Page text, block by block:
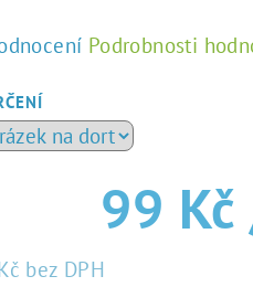
Podrobnosti
99 Kč
bez DPH